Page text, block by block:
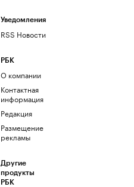
Уведомления
RSS Новости
РБК
О компании
Контактная
информация
Редакция
Размещение
рекламы
Другие
продукты
РБК